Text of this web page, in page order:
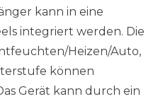
kann in eine
integriert werden. Die
Heizen/Auto,
können
Gerät kann durch ein